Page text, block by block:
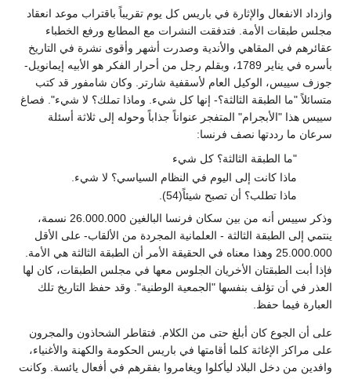
وازداد الانفعال والإثارة في باريس كل يوم تقريباً باقتراب موعد انعقاد
مجلس طبقات الأمة. فتدفقت النشرات مع المطابع ورفع الخطباء
عقائرهم في المقاهي والأندية وصدرت أشهر وأقوى نشرة في التاريخ
بأسره في يناير 1789، وبقلم رجل من أحرار الفكر هو الأبيه إيمانويل-
جوزف سييس، الوكيل العام لأسقفية شارتر. وكان شامفور قد كتب
متسائلاً "ما الطبقة الثالثة؟- إنها كل شيء. وماذا تملك؟ لا شيء". فصاغ
سييس هذا "الأبجرام" المتفجر عنواناً جذاباً وحوله إلى ثلاثة أسئلة
سرعان ما رددتها نصف فرنسا:
"ما الطبقة الثالثة؟ كل شيء
ماذا كانت إلى اليوم في النظام السياسي؟ لا شيء.
ماذا تطلب؟ أن تصبح شيئاً(54).
وذكر سييس أنه من بين سكان فرنسا البالغين 26.000.000 نسمة،
ينتمي إلى الطبقة الثالثة - العلمانية المجردة من الألقاب- على الأقل
25.000.000 وهذا معناه في الحقيقة الأمر أن الطبقة الثالثة هي الأمة.
فإذا أبت الطبقتان الأخريان الجلوس معها في مجلس الطبقات، كان لها
العذر في أن تؤلف بنفسها "الجمعية الوطنية". وقد حفظ التاريخ تلك
العبارة فيما حفظ.
على أن الجوع كان أبلغ حتى من الكلام. فتقاطر الشحاذون والمجرون
على مراكز الإغاثة كلما أقامتها في باريس الحكومة والكهنة والأغنياء،
وافدين من دخل البلاد ليأكلوا ويغامروا بفقرهم في أفعال يائسة. وكانت